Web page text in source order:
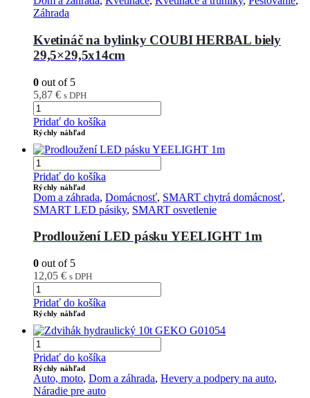
Záhrada
Kvetináč na bylinky COUBI HERBAL biely
29,5×29,5x14cm
0 out of 5
5,87 € s DPH
Pridať do košíka
Rýchly náhľad
Pridať do košíka
Rýchly náhľad
Dom a záhrada, Domácnosť, SMART chytrá domácnosť,
SMART LED pásiky, SMART osvetlenie
Prodloužení LED pásku YEELIGHT 1m
0 out of 5
12,05 € s DPH
Pridať do košíka
Rýchly náhľad
Pridať do košíka
Rýchly náhľad
Auto, moto, Dom a záhrada, Hevery a podpery na auto,
Náradie pre auto